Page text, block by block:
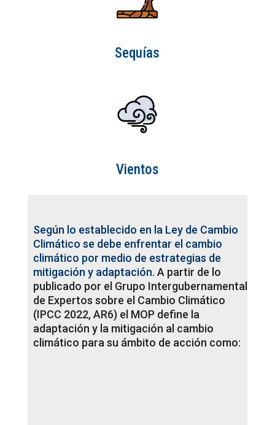
Sequías
Vientos
Según lo establecido en la Ley de Cambio
Climático se debe enfrentar el cambio
climático por medio de estrategias de
mitigación y adaptación. A partir de lo
publicado por el Grupo Intergubernamental
de Expertos sobre el Cambio Climático
(IPCC 2022, AR6) el MOP define la
adaptación y la mitigación al cambio
climático para su ámbito de acción como: